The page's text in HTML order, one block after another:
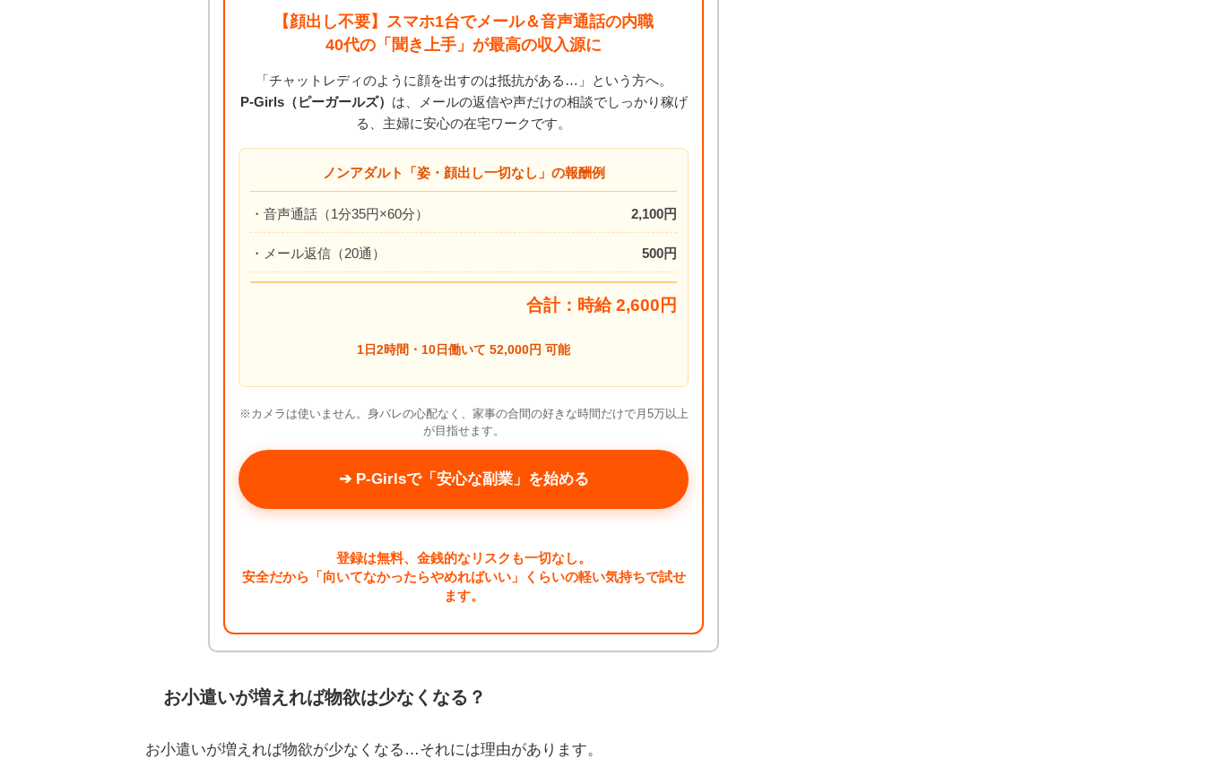
【顔出し不要】スマホ1台でメール＆音声通話の内職
40代の「聞き上手」が最高の収入源に
「チャットレディのように顔を出すのは抵抗がある…」という方へ。
P-Girls（ピーガールズ） は、メールの返信や声だけの相談でしっかり稼げ
る、主婦に安心の在宅ワークです。
ノンアダルト「姿・顔出し一切なし」の報酬例
・音声通話（1分35円×60分） 2,100円
・メール返信（20通） 500円
合計：時給 2,600円
1日2時間・10日働いて 52,000円 可能
※カメラは使いません。身バレの心配なく、家事の合間の好きな時間だけで月5万以上
が目指せます。
➔ P-Girlsで「安心な副業」を始める
登録は無料、金銭的なリスクも一切なし。
安全だから「向いてなかったらやめればいい」くらいの軽い気持ちで試せ
ます。
お小遣いが増えれば物欲は少なくなる？
お小遣いが増えれば物欲が少なくなる…それには理由があります。